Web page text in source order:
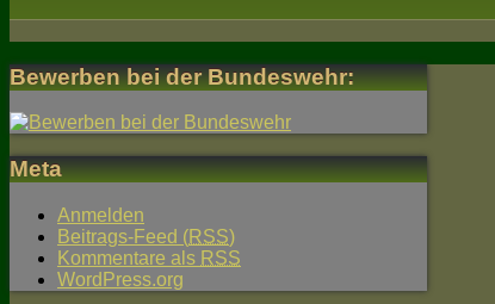
Bewerben bei der Bundeswehr:
Meta
Anmelden
Beitrags-Feed (RSS)
Kommentare als RSS
WordPress.org